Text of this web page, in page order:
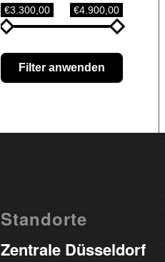
€3.300,00 €4.900,00
Filter anwenden
Standorte
Zentrale Düsseldorf